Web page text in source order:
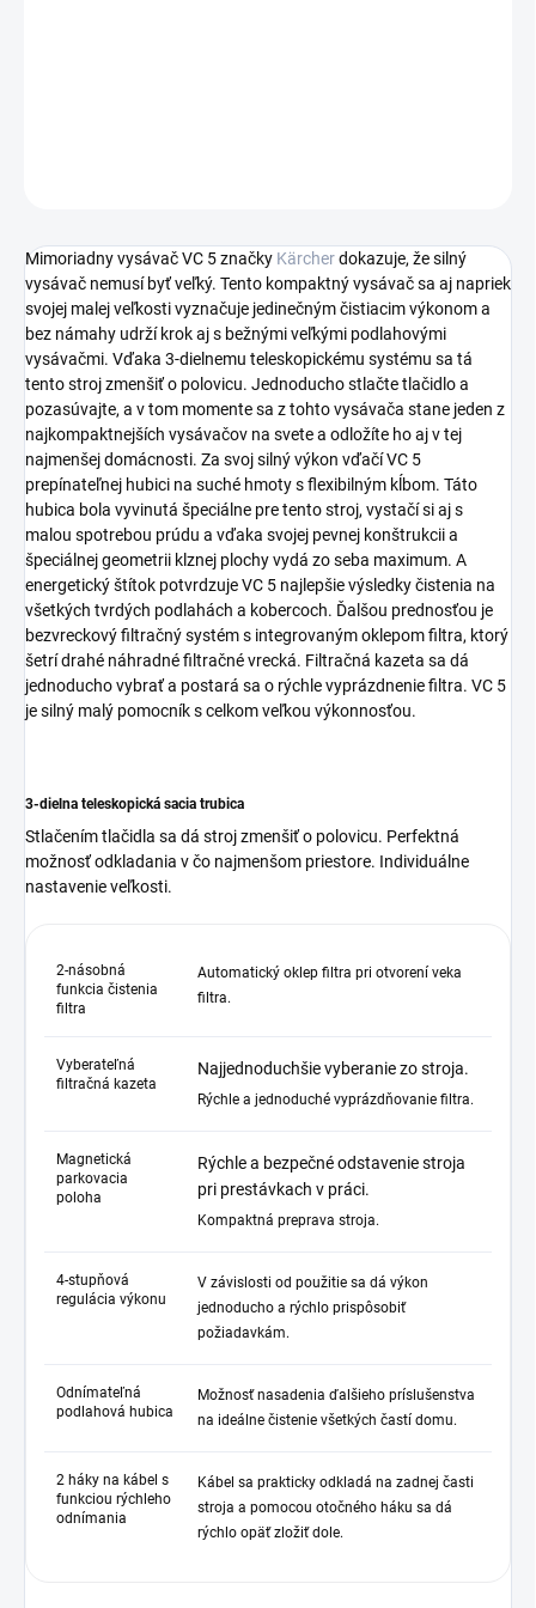
Mimoriadny vysávač VC 5 značky Kärcherdokazuje, že silný
vysávač nemusí byť veľký. Tento kompaktný vysávač sa aj napriek
svojej malej veľkosti vyznačuje jedinečným čistiacim výkonom a
bez námahy udrží krok aj s bežnými veľkými podlahovými
vysávačmi. Vďaka 3-dielnemu teleskopickému systému sa tá
tento stroj zmenšiť o polovicu. Jednoducho stlačte tlačidlo a
pozasúvajte, a v tom momente sa z tohto vysávača stane jeden z
najkompaktnejších vysávačov na svete a odložíte ho aj v tej
najmenšej domácnosti. Za svoj silný výkon vďačí VC 5
prepínateľnej hubici na suché hmoty s flexibilným kĺbom. Táto
hubica bola vyvinutá špeciálne pre tento stroj, vystačí si aj s
malou spotrebou prúdu a vďaka svojej pevnej konštrukcii a
špeciálnej geometrii klznej plochy vydá zo seba maximum. A
energetický štítok potvrdzuje VC 5 najlepšie výsledky čistenia na
všetkých tvrdých podlahách a kobercoch. Ďalšou prednosťou je
bezvreckový filtračný systém s integrovaným oklepom filtra, ktorý
šetrí drahé náhradné filtračné vrecká. Filtračná kazeta sa dá
jednoducho vybrať a postará sa o rýchle vyprázdnenie filtra. VC 5
je silný malý pomocník s celkom veľkou výkonnosťou.
3-dielna teleskopická sacia trubica
Stlačením tlačidla sa dá stroj zmenšiť o polovicu. Perfektná
možnosť odkladania v čo najmenšom priestore. Individuálne
nastavenie veľkosti.
2-násobná
funkcia čistenia
filtra
Automatický oklep filtra pri otvorení veka
filtra.
Vyberateľná
filtračná kazeta
Najjednoduchšie vyberanie zo stroja.
Rýchle a jednoduché vyprázdňovanie filtra.
Magnetická
parkovacia
poloha
Rýchle a bezpečné odstavenie stroja
pri prestávkach v práci.
Kompaktná preprava stroja.
4-stupňová
regulácia výkonu
V závislosti od použitie sa dá výkon
jednoducho a rýchlo prispôsobiť
požiadavkám.
Odnímateľná
podlahová hubica
Možnosť nasadenia ďalšieho príslušenstva
na ideálne čistenie všetkých častí domu.
2 háky na kábel s
funkciou rýchleho
odnímania
Kábel sa prakticky odkladá na zadnej časti
stroja a pomocou otočného háku sa dá
rýchlo opäť zložiť dole.